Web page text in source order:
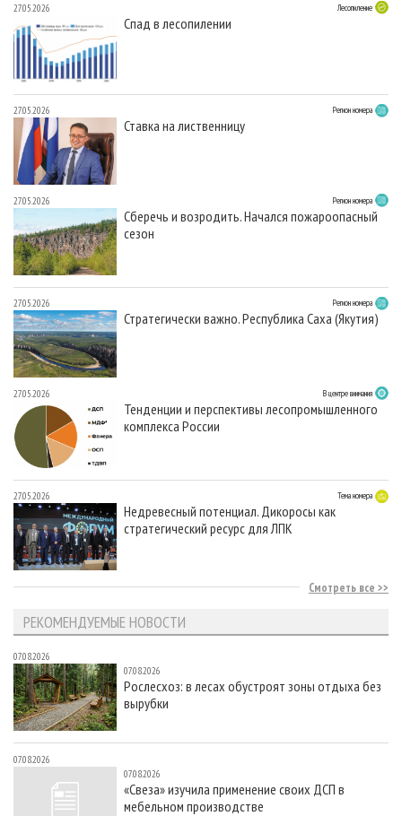
27.05.2026 Лесопиление
Спад в лесопилении
27.05.2026 Регион номера
Ставка на лиственницу
27.05.2026 Регион номера
Сберечь и возродить. Начался пожароопасный
сезон
27.05.2026 Регион номера
Стратегически важно. Республика Саха (Якутия)
27.05.2026 В центре внимания
Тенденции и перспективы лесопромышленного
комплекса России
27.05.2026 Тема номера
Недревесный потенциал. Дикоросы как
стратегический ресурс для ЛПК
Смотреть все
РЕКОМЕНДУЕМЫЕ НОВОСТИ
07.08.2026
07.08.2026
Рослесхоз: в лесах обустроят зоны отдыха без
вырубки
07.08.2026
07.08.2026
«Свеза» изучила применение своих ДСП в
мебельном производстве